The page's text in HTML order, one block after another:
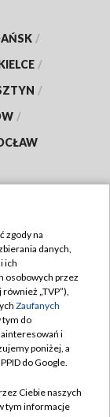
/
/
/
/
zgody na
danych,
ich
osobowych przez
„TVP”),
Zaufanych
tym do
i
poniżej, a
do Google.
Ciebie naszych
tym informacje